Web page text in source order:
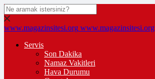
www.magazinsitesi.org www.magazinsitesi.org
Servis
Son Dakika
Namaz Vakitleri
Hava Durumu